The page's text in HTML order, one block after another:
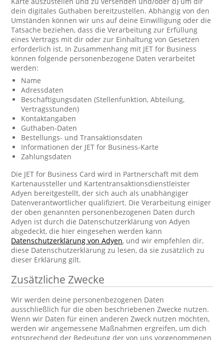
dein digitales Guthaben bereitzustellen. Abhängig von den
Umständen können wir uns auf deine Einwilligung oder die
Tatsache beziehen, dass die Verarbeitung zur Erfüllung
eines Vertrags mit dir oder zur Einhaltung von Gesetzen
erforderlich ist. In Zusammenhang mit JET for Business
können folgende personenbezogene Daten verarbeitet
werden:
Name
Adressdaten
Beschäftigungsdaten (Stellenfunktion, Abteilung,
Vertragsstunden)
Kontaktangaben
Guthaben-Daten
Bestellungs- und Transaktionsdaten
Informationen der JET for Business-Karte
Zahlungsdaten
Die JET for Business Card wird in Partnerschaft mit dem
Kartenaussteller und Kartentransaktionsdienstleister
Adyen bereitgestellt, der sich auch als unabhängiger
Datenverantwortlicher qualifiziert. Die Verarbeitung einiger
der oben genannten personenbezogenen Daten durch
Adyen ist durch die Datenschutzerklärung von Adyen
abgedeckt, die hier eingesehen werden kann
Datenschutzerklärung von Adyen, und wir empfehlen dir,
diese Datenschutzerklärung zu lesen, da sie zusätzlich zu
dieser Erklärung gilt.
Zusätzliche Zwecke
Wir werden deine personenbezogenen Daten
ausschließlich für die oben beschriebenen Zwecke nutzen.
Wenn wir Daten für einen anderen Zweck nutzen möchten,
werden wir angemessene Maßnahmen ergreifen, um dich
entsprechend der Bedeutung der von uns vorgenommenen